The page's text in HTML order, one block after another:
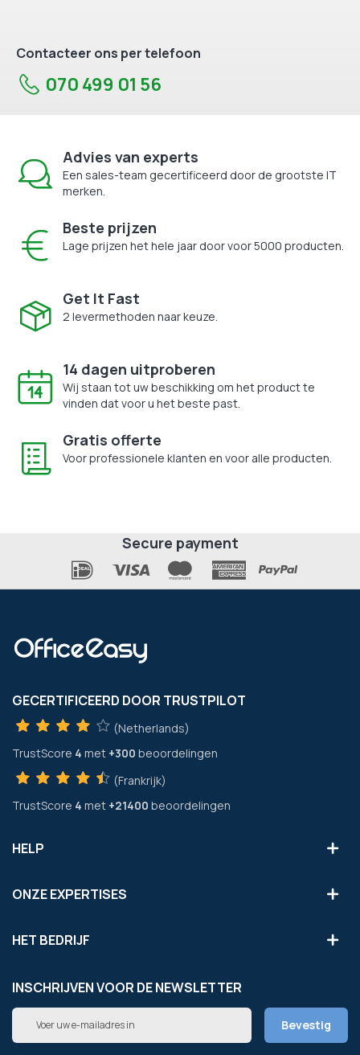
Contacteer ons per telefoon
070 499 01 56
Advies van experts
Een sales-team gecertificeerd door de grootste IT
merken.
Beste prijzen
Lage prijzen het hele jaar door voor 5000 producten.
Get It Fast
2 levermethoden naar keuze.
14 dagen uitproberen
Wij staan tot uw beschikking om het product te
vinden dat voor u het beste past.
Gratis offerte
Voor professionele klanten en voor alle producten.
Secure payment
GECERTIFICEERD DOOR TRUSTPILOT
(Netherlands)
TrustScore 4 met +300 beoordelingen
(Frankrijk)
TrustScore 4 met +21400 beoordelingen
HELP
ONZE EXPERTISES
HET BEDRIJF
INSCHRIJVEN VOOR DE NEWSLETTER
Abonneer
op
Bevestig